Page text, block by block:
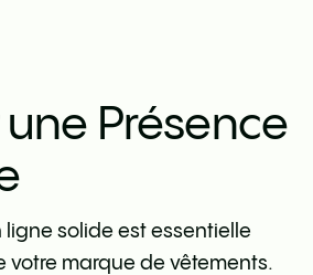
une Présence
ligne solide est essentielle
votre marque de vêtements.